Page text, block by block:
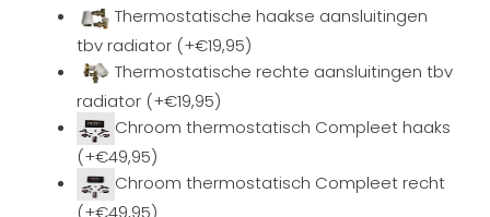
Thermostatische haakse aansluitingen
tbv radiator (+€19,95)
Thermostatische rechte aansluitingen tbv
radiator (+€19,95)
Chroom thermostatisch Compleet haaks
(+€49,95)
Chroom thermostatisch Compleet recht
(+€49,95)